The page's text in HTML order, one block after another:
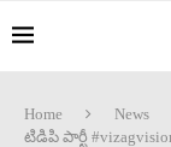
Home News
టిడిపి పార్టీ